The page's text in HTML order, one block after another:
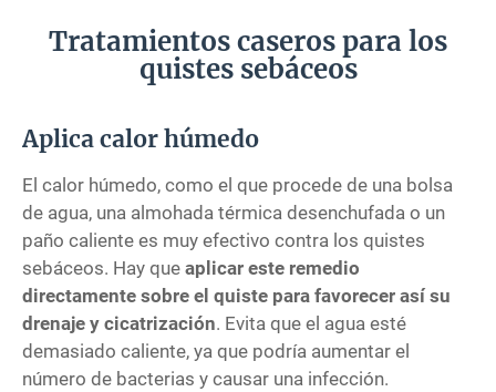
Tratamientos caseros para los
quistes sebáceos
Aplica calor húmedo
El calor húmedo, como el que procede de una bolsa
de agua, una almohada térmica desenchufada o un
paño caliente es muy efectivo contra los quistes
sebáceos. Hay que aplicar este remedio
directamente sobre el quiste para favorecer así su
drenaje y cicatrización. Evita que el agua esté
demasiado caliente, ya que podría aumentar el
número de bacterias y causar una infección.